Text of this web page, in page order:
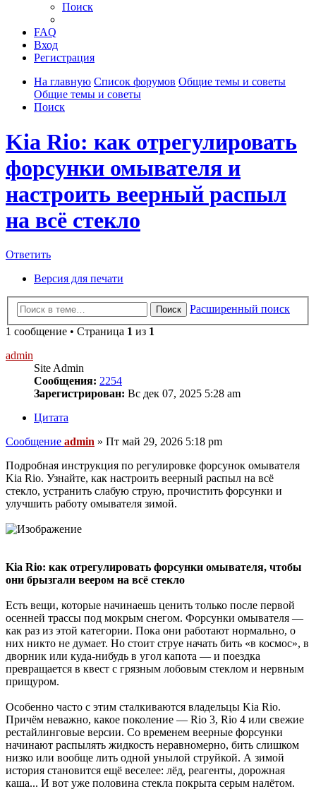
Поиск
FAQ
Вход
Регистрация
На главную Список форумов Общие темы и советы
Общие темы и советы
Поиск
Kia Rio: как отрегулировать
форсунки омывателя и
настроить веерный распыл
на всё стекло
Ответить
Версия для печати
Поиск
Расширенный поиск
1 сообщение • Страница 1 из 1
admin
Site Admin
Сообщения: 2254
Зарегистрирован: Вс дек 07, 2025 5:28 am
Цитата
Сообщение admin » Пт май 29, 2026 5:18 pm
Подробная инструкция по регулировке форсунок омывателя
Kia Rio. Узнайте, как настроить веерный распыл на всё
стекло, устранить слабую струю, прочистить форсунки и
улучшить работу омывателя зимой.
Kia Rio: как отрегулировать форсунки омывателя, чтобы
они брызгали веером на всё стекло
Есть вещи, которые начинаешь ценить только после первой
осенней трассы под мокрым снегом. Форсунки омывателя —
как раз из этой категории. Пока они работают нормально, о
них никто не думает. Но стоит струе начать бить «в космос», в
дворник или куда-нибудь в угол капота — и поездка
превращается в квест с грязным лобовым стеклом и нервным
прищуром.
Особенно часто с этим сталкиваются владельцы Kia Rio.
Причём неважно, какое поколение — Rio 3, Rio 4 или свежие
рестайлинговые версии. Со временем веерные форсунки
начинают распылять жидкость неравномерно, бить слишком
низко или вообще лить одной унылой струйкой. А зимой
история становится ещё веселее: лёд, реагенты, дорожная
каша... И вот уже половина стекла покрыта серым налётом.